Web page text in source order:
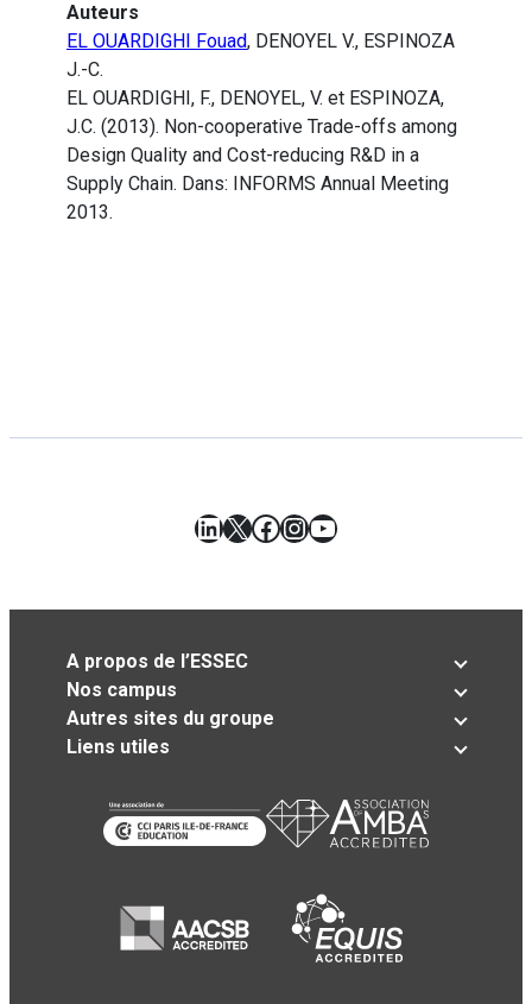
Auteurs
EL OUARDIGHI Fouad, DENOYEL V., ESPINOZA
J.-C.
EL OUARDIGHI, F., DENOYEL, V. et ESPINOZA,
J.C. (2013). Non-cooperative Trade-offs among
Design Quality and Cost-reducing R&D in a
Supply Chain. Dans: INFORMS Annual Meeting
2013.
LinkedIn
X Facebook
Instagram
YouTube
A propos de l’ESSEC
Nos campus
Autres sites du groupe
Liens utiles